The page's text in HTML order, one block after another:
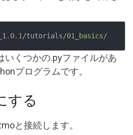
.0.1 /tutorials/01_basics/
いくつかの.pyファイルがあ
プログラムです。
する
と接続します。